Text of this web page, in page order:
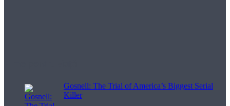
Gosnell: The Trial of America’s Biggest Serial
Killer